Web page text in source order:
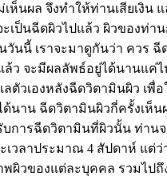
ห็นผล จึงทำให้ท่านเสียเงิน แ
ะเป็นฉีดผิวไปแล้ว ผิวของท่า
วันนี้ เราจะมาดูกันว่า ควร ฉี
ล้ว จะมีผลลัพธ์อยู่ได้นานแค่ไ
ตัวเองหลังฉีดวิตามินผิว เพื่
นาน ฉีดวิตามินผิวกี่ครั้งเห็น
การฉีดวิตามินที่ผิวนั้น ท่าน
เวลาประมาณ 4 สัปดาห์ แต่
ผิวของแต่ละบุคคล รวมไปถึ